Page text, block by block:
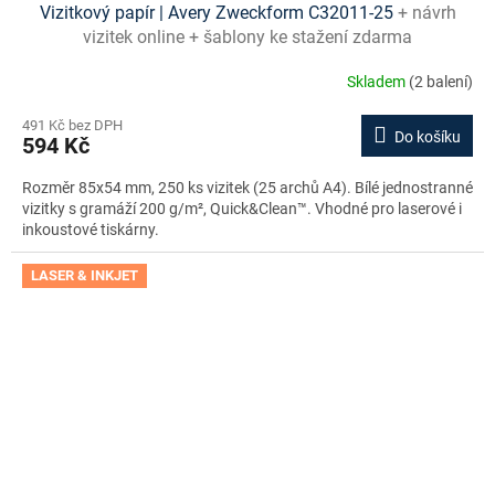
Vizitkový papír | Avery Zweckform C32011-25 + návrh
vizitek online + šablony ke stažení zdarma
Skladem (2 balení)
491 Kč bez DPH
594 Kč Do košíku
Rozměr 85x54 mm, 250 ks vizitek (25 archů A4). Bílé jednostranné
vizitky s gramáží 200 g/m², Quick&Clean™. Vhodné pro laserové i
inkoustové tiskárny.
LASER & INKJET